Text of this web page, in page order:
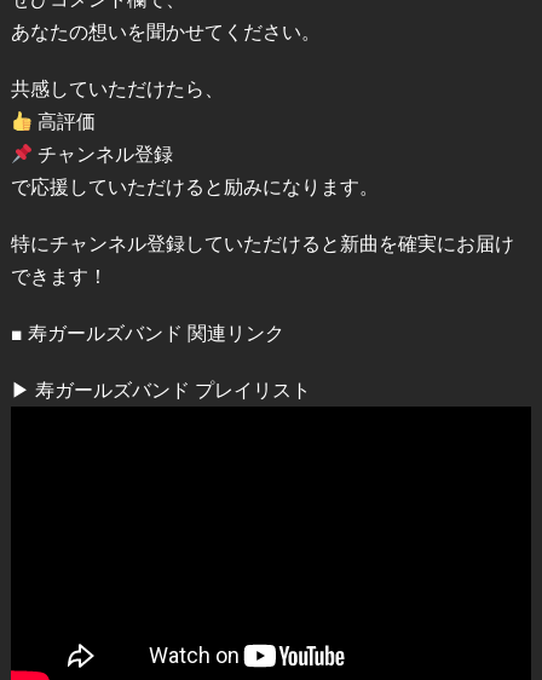
あなたの想いを聞かせてください。
共感していただけたら、
高評価
チャンネル登録
で応援していただけると励みになります。
特にチャンネル登録していただけると新曲を確実にお届け
できます！
■ 寿ガールズバンド 関連リンク
▶ 寿ガールズバンド プレイリスト